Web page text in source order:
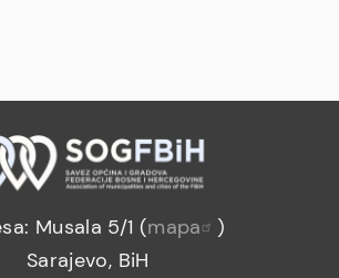
Musala 5/1 (mapa
)
Sarajevo, BiH